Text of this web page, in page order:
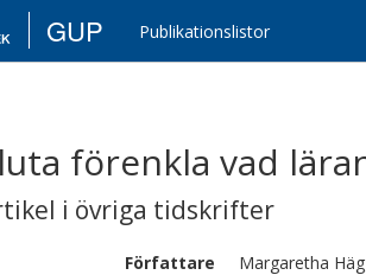
GUP Publikationslistor
förenkla vad
i övriga tidskrifter
Författare Margaretha